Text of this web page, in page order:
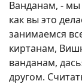
Ванданам, -
как вы это
занимаемся
киртанам,
ванданам,
другом.